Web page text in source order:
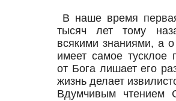
В наше время
тысяч лет тому
всякими знаниями, а
имеет самое тусклое
от Бога лишает его
жизнь делает
Вдумчивым чтением